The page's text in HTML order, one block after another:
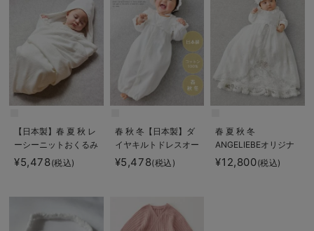
【日本製】春 夏 秋 レ
ーシーニットおくるみ
¥5,478(税込)
春 秋 冬【日本製】ダ
イヤキルトドレスオー
ル&帽子セット
¥5,478(税込)
春 夏 秋 冬
ANGELIEBEオリジナ
ル プリンセスセレモ
ニードレス
¥12,800(税込)